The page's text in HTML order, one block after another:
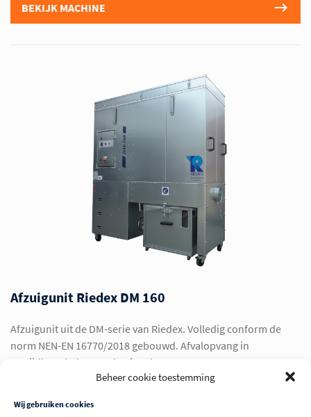
Beheer cookie toestemming
Wij gebruiken cookies
BEKIJK MACHINE
Afzuigunit Riedex DM 160
Afzuigunit uit de DM-serie van Riedex. Volledig conform de
norm NEN-EN 16770/2018 gebouwd. Afvalopvang in
verrijdbare bak, met plastic zak.